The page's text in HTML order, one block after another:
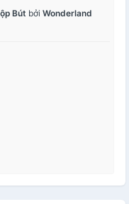
Bút bởi Wonderland